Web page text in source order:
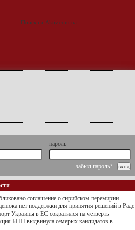
пароль
забыл пароль?
соглашение о сирийском перемирии
нет поддержки для принятия решений в Раде
Украины в ЕС сократился на четверть
БПП выдвинула семерых кандидатов в